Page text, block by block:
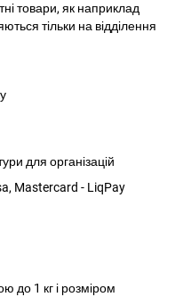
товари, як наприклад
тільки на відділення
для організацій
Mastercard - LiqPay
до 1 кг і розміром